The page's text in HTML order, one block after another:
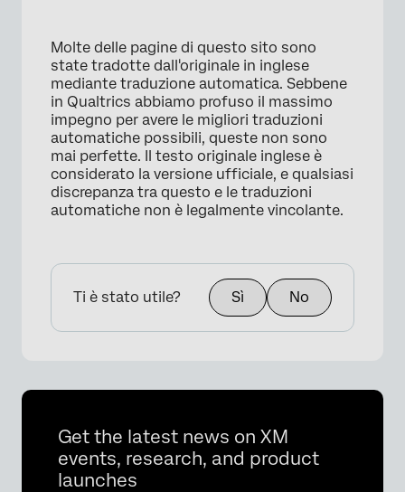
Molte delle pagine di questo sito sono
state tradotte dall'originale in inglese
mediante traduzione automatica. Sebbene
in Qualtrics abbiamo profuso il massimo
impegno per avere le migliori traduzioni
automatiche possibili, queste non sono
mai perfette. Il testo originale inglese è
considerato la versione ufficiale, e qualsiasi
discrepanza tra questo e le traduzioni
automatiche non è legalmente vincolante.
Ti è stato utile? Sì No
Get the latest news on XM
events, research, and product
launches